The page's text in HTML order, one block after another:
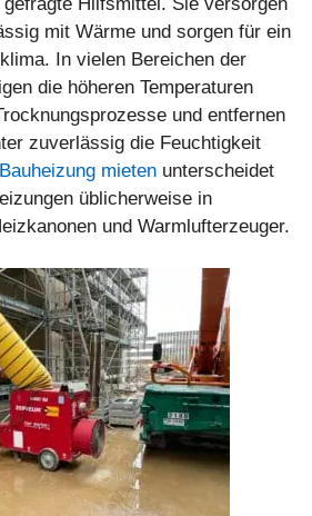
mit Wärme und sorgen für ein
In vielen Bereichen der
die höheren Temperaturen
und entfernen
zuverlässig die Feuchtigkeit
Bauheizung mieten unterscheidet
üblicherweise in
und Warmlufterzeuger.